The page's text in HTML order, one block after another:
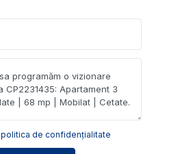
politica de confidențialitate